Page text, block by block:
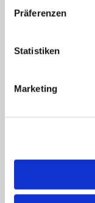
Präferenzen
Statistiken
Marketing